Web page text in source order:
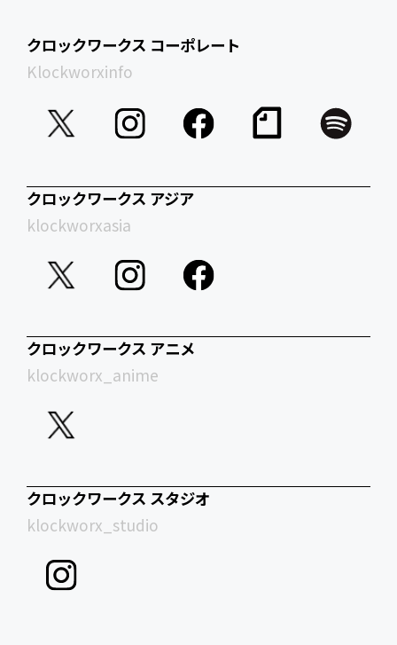
クロックワークス コーポレート
Klockworxinfo
クロックワークス アジア
klockworxasia
クロックワークス アニメ
klockworx_anime
クロックワークス スタジオ
klockworx_studio